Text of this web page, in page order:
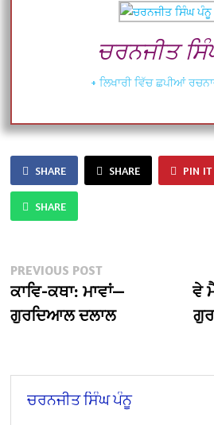
ਚਰਨਜੀਤ
+ ਲਿਖਾਰੀ ਵਿੱਚ ਛਪੀਆਂ
SHARE SHARE PIN IT
SHARE
Post
navigation
PREVIOUS POSTPrevious
post:
ਕਾਵਿ-ਕਥਾ: ਮਾਵਾਂ—
ਗੁਰਦਿਆਲ ਦਲਾਲ
ਵੇ
ਚਰਨਜੀਤ ਸਿੰਘ ਪੰਨੂ